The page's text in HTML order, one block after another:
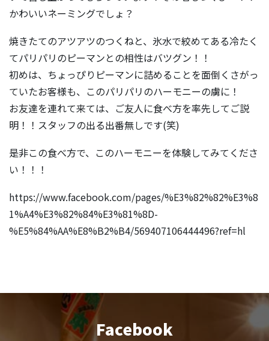
かわいいネーミングでしょ？
焼きたてのアツアツのつくねと、氷水で絞めてある冷たく
てパリパリのピーマンとの相性はバツグン！！
初めは、ちょっぴりピーマンに詰めることを面倒くさがっ
ていたお客様も、このパリパリのハーモニーの虜に！
お友達を連れて来ては、ご友人に食べ方を率先してご説
明！！スタッフの出る出番無しです(笑)
是非この食べ方で、このハーモニーを体験してみてくださ
い！！！
https://www.facebook.com/pages/%E3%82%82%E3%8
1%A4%E3%82%84%E3%81%8D-
%E5%84%AA%E8%B2%B4/569407106444496?ref=hl
Facebook